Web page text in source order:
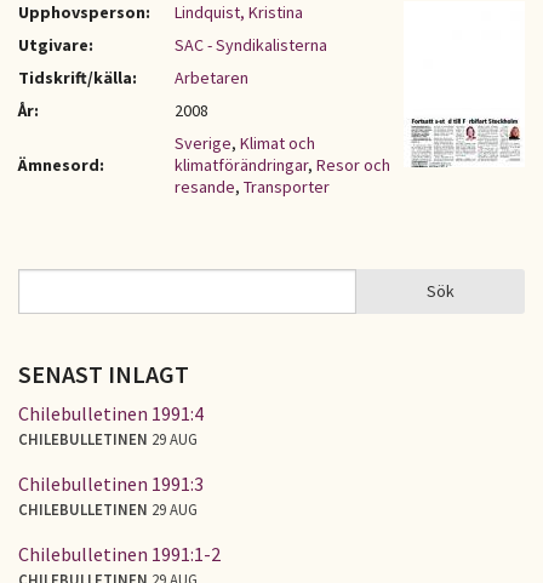
Upphovsperson:
Lindquist, Kristina
Utgivare:
SAC - Syndikalisterna
Tidskrift/källa:
Arbetaren
År:
2008
Ämnesord:
Sverige, Klimat och
klimatförändringar, Resor och
resande, Transporter
SÖKFORMULÄR Sök
SENAST INLAGT
Chilebulletinen 1991:4
CHILEBULLETINEN 29 AUG
Chilebulletinen 1991:3
CHILEBULLETINEN 29 AUG
Chilebulletinen 1991:1-2
CHILEBULLETINEN 29 AUG